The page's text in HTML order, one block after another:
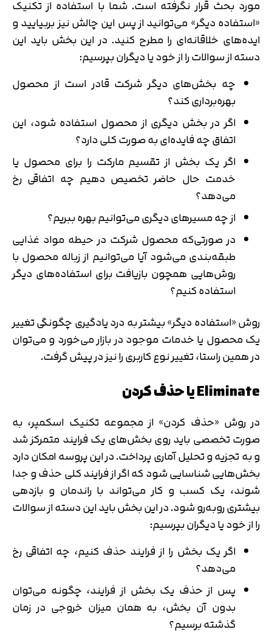
مورد بحث قرار نگرفته است. شما با استفاده از تکنیک
«استفاده دیگر» می‌توانید از پس این چالش نیز بربیایید و
ایده‌های خلاقانه‌ای را مطرح کنید. در این بخش باید این
دسته از سوالات را از خود یا دیگران بپرسیم:
چه بخش‌های دیگر شرکت قادر است از محصول
بهره‌برداری کند؟
اگر در بخش دیگری از محصول استفاده شود، این
اتفاق چه فایده‌ای به صورت کلی دارد؟
اگر یک بخش از تقسیم مارکت را برای محصول یا
خدمت حال حاضر تخصیص دهیم چه اتفاقی رخ
می‌دهد؟
از چه مسیرهای دیگری می‌توانیم بهره‌ ببریم؟
در صورتی‌که محصول شرکت در حیطه مواد غذایی
طبقه‌بندی می‌شود آیا می‌توانیم از زباله محصول با
روش‌هایی همچون بازیافت برای استفاده‌های دیگر
استفاده کنیم؟
روش «استفاده دیگر» بیشتر به درد یادگیری چگونگی تغییر
یک محصول یا خدمات موجود در بازار می‌خورد و می‌توان
در همین راستا، تغییر نوع کاربری را نیز در پیش گرفت.
Eliminate یا حذف کردن
در روش «حذف کردن» از مجموعه تکنیک اسکمپر، به
صورت تخصصی باید روی بخش‌های یک فرایند متمرکز شد
و به تجزیه و تحلیل آماری پرداخت. در این پروسه امکان دارد
بخش‌هایی شناسایی شود که اگر از فرایند کلی حذف و جدا
شوند، یک کسب و کار می‌تواند با راندمان و بازدهی
بیشتری روبه‌رو شود. در این بخش باید این دسته از سوالات
را از خود یا دیگران بپرسیم:
اگر یک بخش را از فرایند حذف کنیم، چه اتفاقی رخ
می‌دهد؟
پس از حذف یک بخش از فرایند، چگونه می‌توان
بدون آن بخش، به همان میزان خروجی در زمان
گذشته برسیم؟
تایید کد
کد ارسال شده را وارد کنید
اصلاح شماره
تایید کد
متوجه شدم